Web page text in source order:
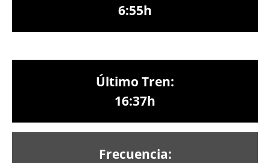
6:55h
Último Tren:
16:37h
Frecuencia: